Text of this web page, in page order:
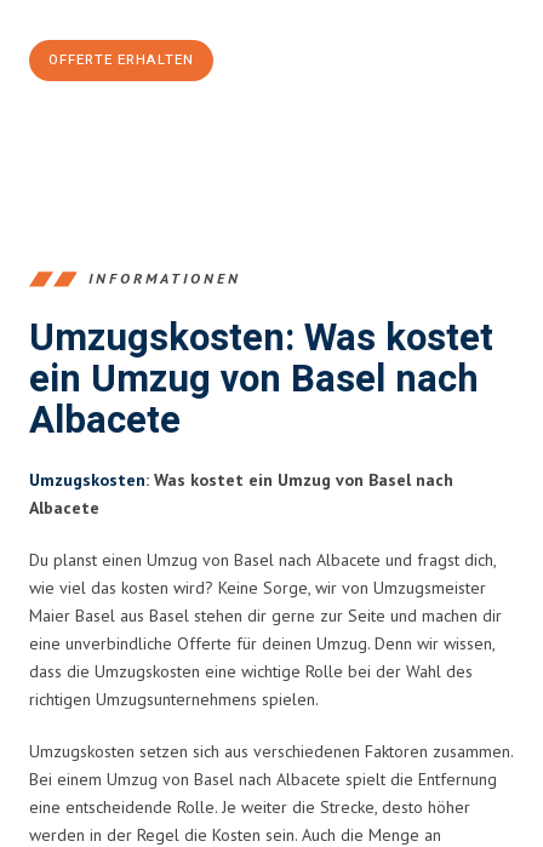
OFFERTE ERHALTEN
INFORMATIONEN
Umzugskosten: Was kostet
ein Umzug von Basel nach
Albacete
Umzugskosten: Was kostet ein Umzug von Basel nach
Albacete
Du planst einen Umzug von Basel nach Albacete und fragst dich,
wie viel das kosten wird? Keine Sorge, wir von Umzugsmeister
Maier Basel aus Basel stehen dir gerne zur Seite und machen dir
eine unverbindliche Offerte für deinen Umzug. Denn wir wissen,
dass die Umzugskosten eine wichtige Rolle bei der Wahl des
richtigen Umzugsunternehmens spielen.
Umzugskosten setzen sich aus verschiedenen Faktoren zusammen.
Bei einem Umzug von Basel nach Albacete spielt die Entfernung
eine entscheidende Rolle. Je weiter die Strecke, desto höher
werden in der Regel die Kosten sein. Auch die Menge an